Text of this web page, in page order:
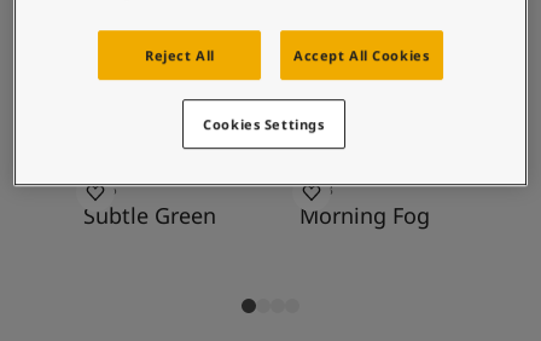
စာရွက်စာတမ်းထုတ်ကုန်
နည်းပညာဆိုင်ရာအချက်အလက်များ
Soulful Spaces - Jotun မှ နောက်ဆုံးထွက်ရှိထားသော အရောင်ချပ်အသစ်
အကြံပြုထားသော အရောင်ပေါင်းစပ်
7685
Subtle Green
9918
Morning Fog
Reject All Accept All Cookies
Cookies Settings